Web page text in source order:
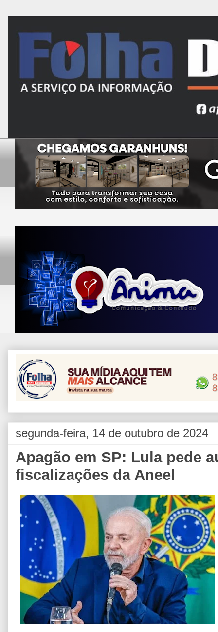
segunda-feira, 14 de outubro de 2024
Apagão em SP: Lula pede
fiscalizações da Aneel